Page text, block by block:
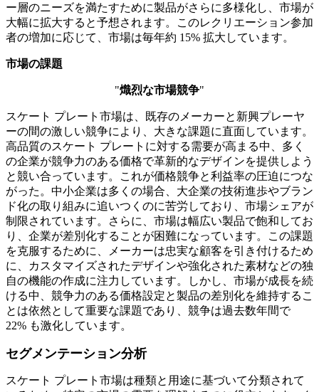
ー層のニーズを満たすために製品がさらに多様化し、市場が
大幅に拡大すると予想されます。このレクリエーション参加
者の増加に応じて、市場は毎年約 15% 拡大しています。
市場の課題
"熾烈な市場競争"
スケート プレート市場は、既存のメーカーと新興プレーヤ
ーの間の激しい競争により、大きな課題に直面しています。
高品質のスケート プレートに対する需要が高まる中、多く
の企業が競争力のある価格で革新的なデザインを提供しよう
と競い合っています。これが価格競争と利益率の圧迫につな
がった。中小企業は多くの場合、大企業の技術進歩やブラン
ド化の取り組みに追いつくのに苦労しており、市場シェアが
制限されています。さらに、市場は幅広い製品で飽和してお
り、企業が差別化することが困難になっています。この課題
を克服するために、メーカーは忠実な顧客を引き付けるため
に、カスタマイズされたデザインや強化された素材などの独
自の機能の作成に注力しています。しかし、市場が成長を続
ける中、競争力のある価格設定と製品の差別化を維持するこ
とは依然として重要な課題であり、競争は過去数年間で
22% も激化しています。
セグメンテーション分析
スケート プレート市場は種類と用途に基づいて分類されて